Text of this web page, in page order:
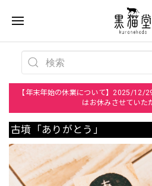
【年末年始の休業について】2025/12/
はお休みさせていた
古墳「ありがとう」